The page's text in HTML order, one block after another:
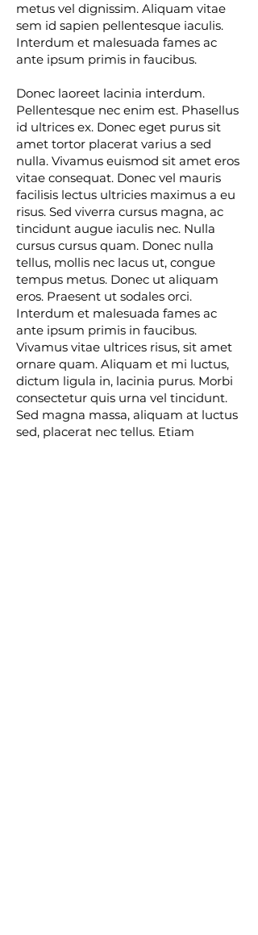
metus vel dignissim. Aliquam vitae
sem id sapien pellentesque iaculis.
Interdum et malesuada fames ac
ante ipsum primis in faucibus.
Donec laoreet lacinia interdum.
Pellentesque nec enim est. Phasellus
id ultrices ex. Donec eget purus sit
amet tortor placerat varius a sed
nulla. Vivamus euismod sit amet eros
vitae consequat. Donec vel mauris
facilisis lectus ultricies maximus a eu
risus. Sed viverra cursus magna, ac
tincidunt augue iaculis nec. Nulla
cursus cursus quam. Donec nulla
tellus, mollis nec lacus ut, congue
tempus metus. Donec ut aliquam
eros. Praesent ut sodales orci.
Interdum et malesuada fames ac
ante ipsum primis in faucibus.
Vivamus vitae ultrices risus, sit amet
ornare quam. Aliquam et mi luctus,
dictum ligula in, lacinia purus. Morbi
consectetur quis urna vel tincidunt.
Sed magna massa, aliquam at luctus
sed, placerat nec tellus. Etiam